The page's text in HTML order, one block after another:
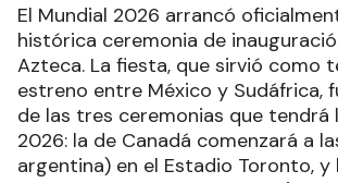
El Mundial 2026 arrancó
histórica ceremonia de
Azteca. La fiesta, que sirvió como
estreno entre México y Sudáfrica,
de las tres ceremonias que tendrá
2026: la de Canadá comenzará a
argentina) en el Estadio Toronto, y